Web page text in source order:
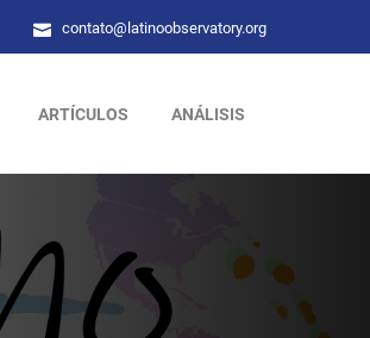
contato@latinoobservatory.org
ARTÍCULOS ANÁLISIS